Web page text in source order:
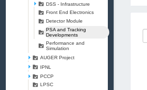
DSS - Infrastructure
Front End Electronics
Detector Module
PSA and Tracking
Developments
Performance and
Simulation
AUGER Project
IPNL
PCCP
LPSC